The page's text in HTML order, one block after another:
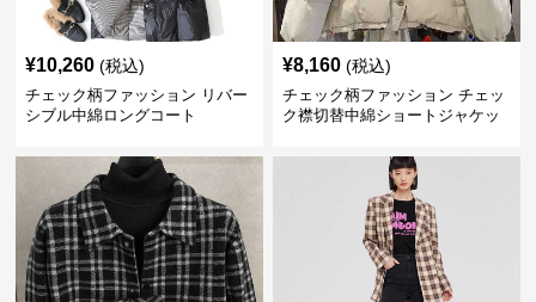
¥10,260 (税込)
チェック柄ファッション リバー
シブル中綿ロングコート
¥8,160 (税込)
チェック柄ファッション チェッ
ク襟切替中綿ショートジャケッ